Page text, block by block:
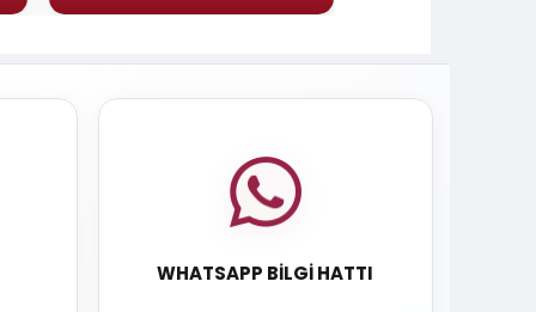
WHATSAPP BILGI HATTI